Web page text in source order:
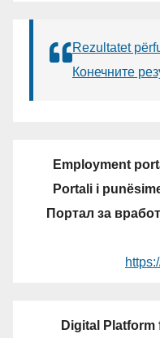
Rezultatet
Конечните
Employment
Portali i
Портал за
Digital